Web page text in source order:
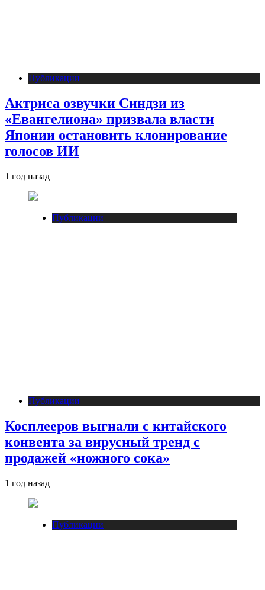
Публикации
Актриса озвучки Синдзи из
«Евангелиона» призвала власти
Японии остановить клонирование
голосов ИИ
1 год назад
Публикации
Публикации
Косплееров выгнали с китайского
конвента за вирусный тренд с
продажей «ножного сока»
1 год назад
Публикации